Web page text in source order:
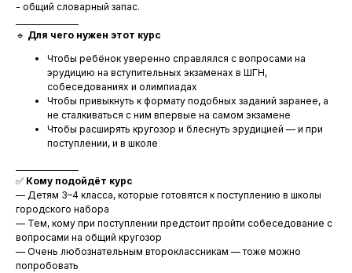
- общий словарный запас.
🔹 Для чего нужен этот курс
Чтобы ребёнок уверенно справлялся с вопросами на
эрудицию на вступительных экзаменах в ШГН,
собеседованиях и олимпиадах
Чтобы привыкнуть к формату подобных заданий заранее, а
не сталкиваться с ним впервые на самом экзамене
Чтобы расширять кругозор и блеснуть эрудицией — и при
поступлении, и в школе
✅ Кому подойдёт курс
— Детям 3–4 класса, которые готовятся к поступлению в школы
городского набора
— Тем, кому при поступлении предстоит пройти собеседование с
вопросами на общий кругозор
— Очень любознательным второклассникам — тоже можно
попробовать